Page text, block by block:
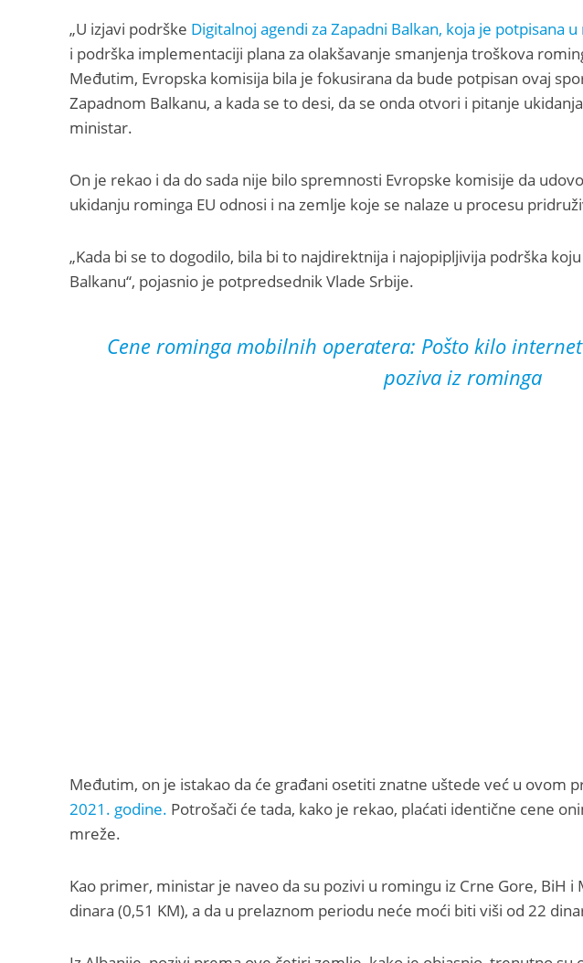
„U izjavi podrške Digitalnoj agendi za Zapadni Balkan, koja je potpisana
i podrška implementaciji plana za olakšavanje smanjenja troškova
Međutim, Evropska komisija bila je fokusirana da bude potpisan ovaj
Zapadnom Balkanu, a kada se to desi, da se onda otvori i pitanje
ministar.
On je rekao i da do sada nije bilo spremnosti Evropske komisije da
ukidanju rominga EU odnosi i na zemlje koje se nalaze u procesu
„Kada bi se to dogodilo, bila bi to najdirektnija i najopipljivija podrška
Balkanu“, pojasnio je potpredsednik Vlade Srbije.
Cene rominga mobilnih operatera: Pošto kilo
poziva iz rominga
Međutim, on je istakao da će građani osetiti znatne uštede već u ovom
2021. godine. Potrošači će tada, kako je rekao, plaćati identične cene
mreže.
Kao primer, ministar je naveo da su pozivi u romingu iz Crne Gore, BiH
dinara (0,51 KM), a da u prelaznom periodu neće moći biti viši od 22